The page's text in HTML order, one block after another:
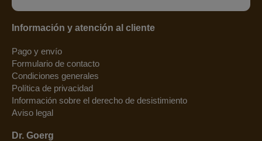
Información y atención al cliente
Pago y envío
Formulario de contacto
Condiciones generales
Política de privacidad
Información sobre el derecho de desistimiento
Aviso legal
Dr. Goerg